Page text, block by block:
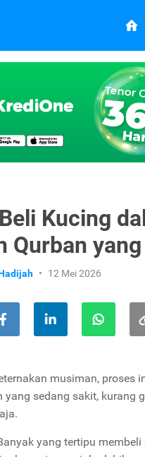
Kucing
Qurban
12 Mei 2026
musiman, proses
yang sedang sakit, kurang
yang tertipu